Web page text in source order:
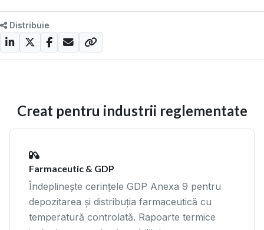
Distribuie
Creat pentru industrii reglementate
Farmaceutic & GDP
Îndeplinește cerințele GDP Anexa 9 pentru
depozitarea și distribuția farmaceutică cu
temperatură controlată. Rapoarte termice